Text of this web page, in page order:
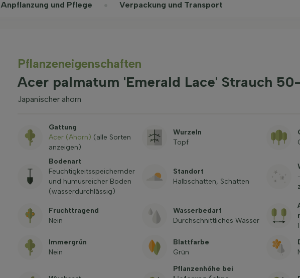
Anpflanzung und Pflege Verpackung und Transport
Pflanzeneigenschaften
Acer palmatum 'Emerald Lace' Strauch
Japanischer ahorn
Gattung
Acer (Ahorn) (alle Sorten
anzeigen)
Wurzeln
Topf
Bodenart
Feuchtigkeitsspeichernder
und humusreicher Boden
(wasserdurchlässig)
Standort
Halbschatten, Schatten
Fruchttragend
Nein
Wasserbedarf
Durchschnittliches Wasser
1
Immergrün
Nein
Blattfarbe
Grün
Pflanzenhöhe bei